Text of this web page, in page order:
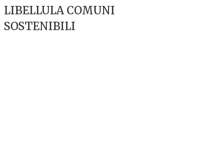
LIBELLULA COMUNI
SOSTENIBILI